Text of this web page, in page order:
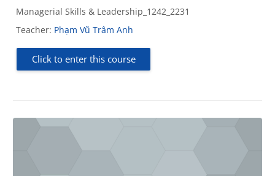
Managerial Skills & Leadership_1242_2231
Teacher: Phạm Vũ Trâm Anh
Click to enter this course